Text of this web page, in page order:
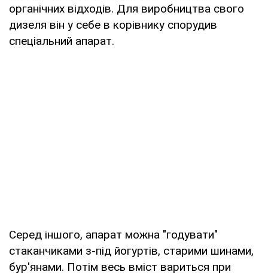
органічних відходів. Для виробництва свого
дизеля він у себе в корівнику спорудив
спеціальний апарат.
Серед іншого, апарат можна "годувати"
стаканчиками з-під йогуртів, старими шинами,
бур'янами. Потім весь вміст вариться при